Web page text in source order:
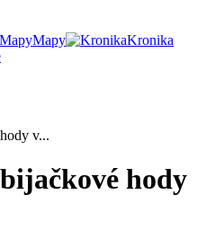
Mapy
Kronika
v...
hody